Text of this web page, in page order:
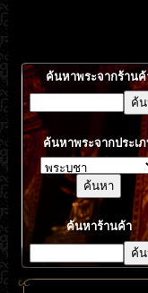
ค้นหาพระจากร้านค้
ค้นหาพระจากประเ
ค้นหาร้านค้า